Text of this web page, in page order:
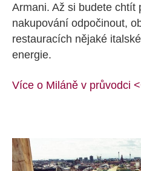
Armani. Až si budete chtít
nakupování odpočinout,
restauracích nějaké
energie.
Více o Miláně v průvodci